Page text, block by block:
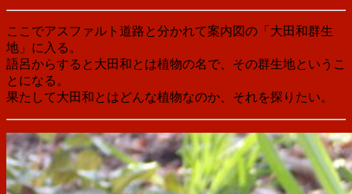
ここでアスファルト道路と分かれて案内図の「大田和群生
地」に入る。
語呂からすると大田和とは植物の名で、その群生地というこ
とになる。
果たして大田和とはどんな植物なのか、それを探りたい。